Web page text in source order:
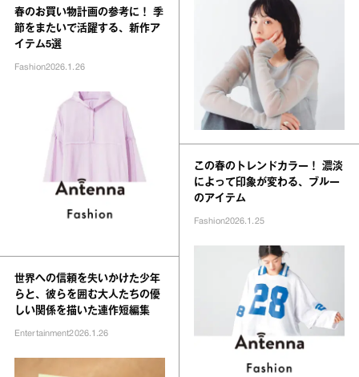
春のお買い物計画の参考に！ 季
節をまたいで活躍する、新作ア
イテム5選
Fashion2026.1.26
世界への信頼を失いかけた少年
らと、彼らを囲む大人たちの優
しい関係を描いた連作短編集
Entertainment2026.1.26
この春のトレンドカラー！ 濃淡
によって印象が変わる、ブルー
のアイテム
Fashion2026.1.25